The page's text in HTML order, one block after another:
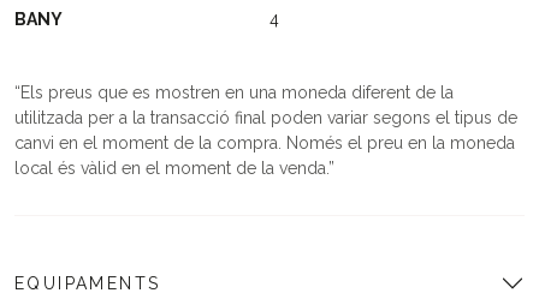
BANY 4
Els preus que es mostren en una moneda diferent de la
utilitzada per a la transacció final poden variar segons el tipus de
canvi en el moment de la compra. Només el preu en la moneda
local és vàlid en el moment de la venda.
EQUIPAMENTS